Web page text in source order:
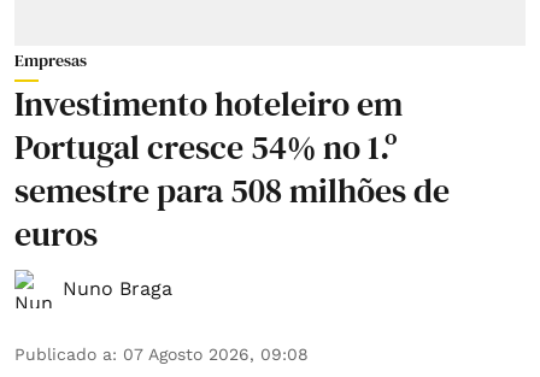
Empresas
Investimento hoteleiro em
Portugal cresce 54% no 1.º
semestre para 508 milhões de
euros
Nuno Braga
Publicado a: 07 Agosto 2026, 09:08